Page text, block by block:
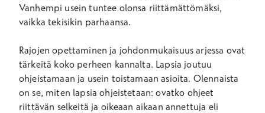
Vanhempi usein tuntee olonsa riittämättömäksi,
vaikka tekisikin parhaansa.
Rajojen opettaminen ja johdonmukaisuus arjessa ovat
tärkeitä koko perheen kannalta. Lapsia joutuu
ohjeistamaan ja usein toistamaan asioita. Olennaista
on se, miten lapsia ohjeistetaan: ovatko ohjeet
riittävän selkeitä ja oikeaan aikaan annettuja eli